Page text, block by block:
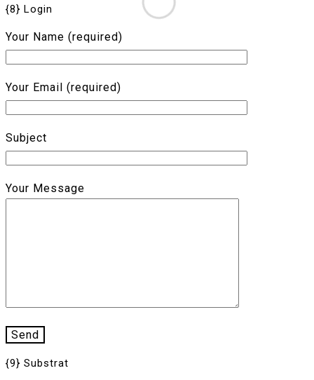
{8} Login
Your Name (required)
Your Email (required)
Subject
Your Message
{9} Substrat